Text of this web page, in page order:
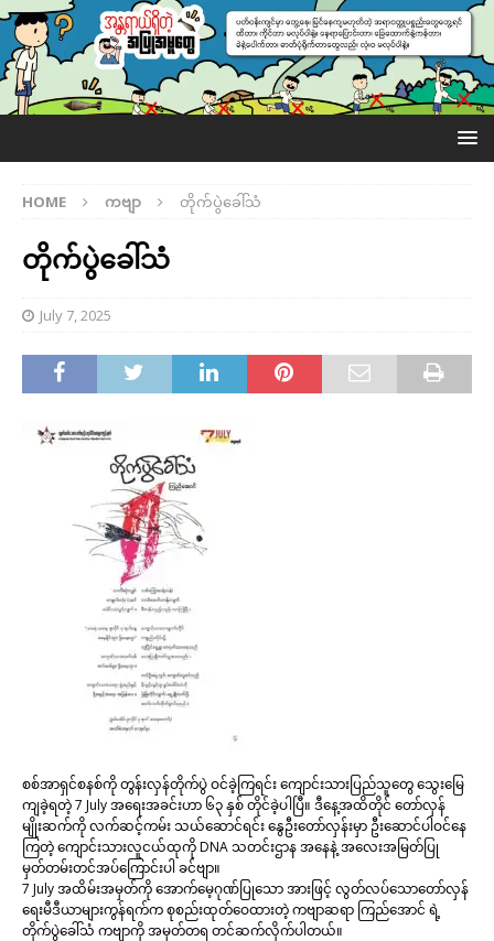
HOME ကဗျာ တိုက်ပွဲခေါ်သံ
တိုက်ပွဲခေါ်သံ
July 7, 2025
စစ်အာရှင်စနစ်ကို ​တွန်းလှန်တိုက်ပွဲ ဝင်ခဲ့ကြရင်း ​ကျောင်းသားပြည်သူ​တွေ ​သွေး​မြေ
ကျခဲ့ရတဲ့ 7 July အ​ရေးအခင်းဟာ ၆၃ နှစ်​ တိုင်ခဲ့ပါပြီ။ ဒီ​နေ့အထိတိုင် ​တော်လှန်
မျိုးဆက်ကို လက်ဆင့်ကမ်း သယ်​ဆောင်ရင်း ​နွေဦး​တော်လှန်းမှာ ဦး​ဆောင်ပါဝင်​နေ
ကြတဲ့ ​ကျောင်းသားလူငယ်ထုကို DNA သတင်းဌာန အ​နေနဲ့ အ​​လေးအမြတ်ပြု
မှတ်တမ်းတင်အပ်​ကြောင်းပါ ခင်ဗျာ။
7 July အထိမ်းအမှတ်ကို ​အောက်​မေ့ဂုဏ်ပြု​သော အားဖြင့် လွတ်လပ်​သော​တော်လှန်​
ရေးမီဒီယာများကွန်ရက်က စုစည်းထုတ်​ဝေထားတဲ့ ကဗျာဆရာ ကြည်​အောင် ရဲ့
တိုက်ပွဲ​ခေါ်သံ ကဗျာကို အမှတ်တရ တင်ဆက်လိုက်ပါတယ်။